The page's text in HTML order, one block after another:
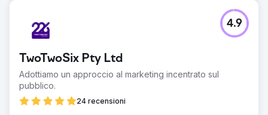
TwoTwoSix Pty Ltd
Adottiamo un approccio al marketing incentrato sul
pubblico.
24 recensioni
4.9